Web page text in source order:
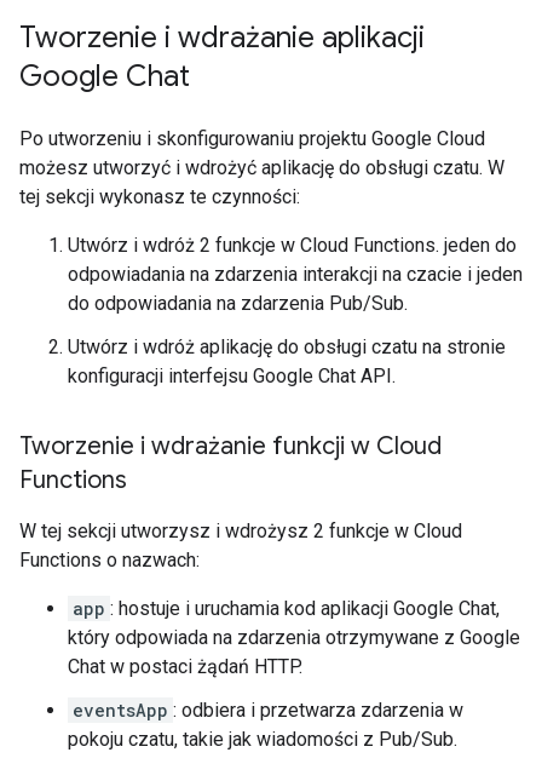
Tworzenie i wdrażanie aplikacji
Google Chat
Po utworzeniu i skonfigurowaniu projektu Google Cloud
możesz utworzyć i wdrożyć aplikację do obsługi czatu. W
tej sekcji wykonasz te czynności:
Utwórz i wdróż 2 funkcje w Cloud Functions. jeden do
odpowiadania na zdarzenia interakcji na czacie i jeden
do odpowiadania na zdarzenia Pub/Sub.
Utwórz i wdróż aplikację do obsługi czatu na stronie
konfiguracji interfejsu Google Chat API.
Tworzenie i wdrażanie funkcji w Cloud
Functions
W tej sekcji utworzysz i wdrożysz 2 funkcje w Cloud
Functions o nazwach:
app : hostuje i uruchamia kod aplikacji Google Chat,
który odpowiada na zdarzenia otrzymywane z Google
Chat w postaci żądań HTTP.
eventsApp : odbiera i przetwarza zdarzenia w
pokoju czatu, takie jak wiadomości z Pub/Sub.